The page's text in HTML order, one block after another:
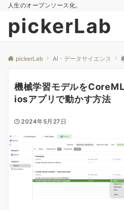
人生のオープンソース化。
pickerLab
pickerLab AI・データサイエンス
機械学習モデルを
iosアプリで動かす方法
2024年5月27日